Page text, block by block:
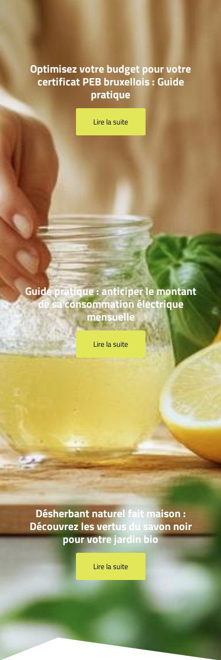
Optimisez votre budget pour votre
certificat PEB bruxellois : Guide
pratique
Lire la suite
Guide pratique : anticiper le montant
de sa consommation électrique
mensuelle
Lire la suite
Désherbant naturel fait maison :
Découvrez les vertus du savon noir
pour votre jardin bio
Lire la suite